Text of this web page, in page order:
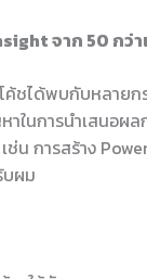
จาก 50 กว่า
ค้ชได้พบกับหลา
นการนำเสนอผล
ช่น การสร้าง
บผม